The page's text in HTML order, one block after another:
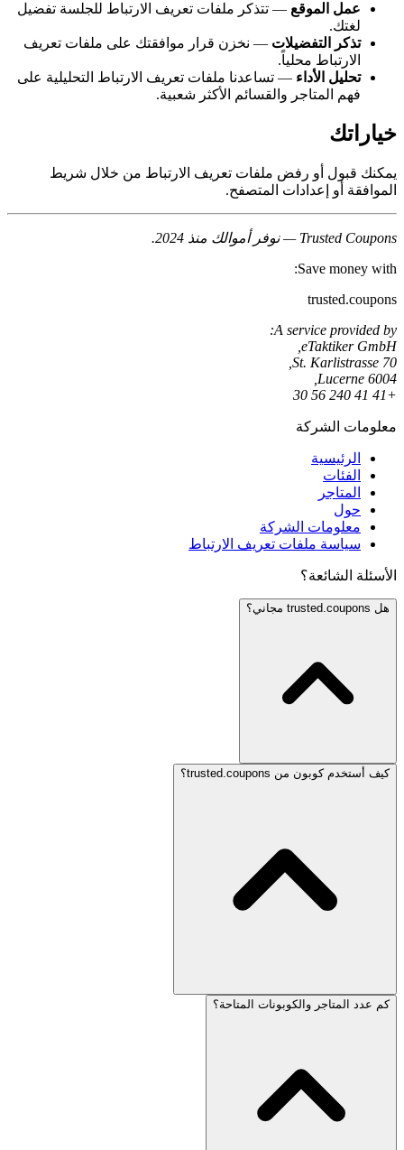
عمل الموقع — تتذكر ملفات تعريف الارتباط للجلسة تفضيل
لغتك.
تذكر التفضيلات — نخزن قرار موافقتك على ملفات تعريف
الارتباط محلياً.
تحليل الأداء — تساعدنا ملفات تعريف الارتباط التحليلية على
فهم المتاجر والقسائم الأكثر شعبية.
خياراتك
يمكنك قبول أو رفض ملفات تعريف الارتباط من خلال شريط
الموافقة أو إعدادات المتصفح.
Trusted Coupons — نوفر أموالك منذ 2024.
Save money with:
trusted.coupons
A service provided by:
eTaktiker GmbH,
St. Karlistrasse 70,
6004 Lucerne,
+41 41 240 56 30
معلومات الشركة
الرئيسية
الفئات
المتاجر
حول
معلومات الشركة
سياسة ملفات تعريف الارتباط
الأسئلة الشائعة؟
هل trusted.coupons مجاني؟
كيف أستخدم كوبون من trusted.coupons؟
كم عدد المتاجر والكوبونات المتاحة؟